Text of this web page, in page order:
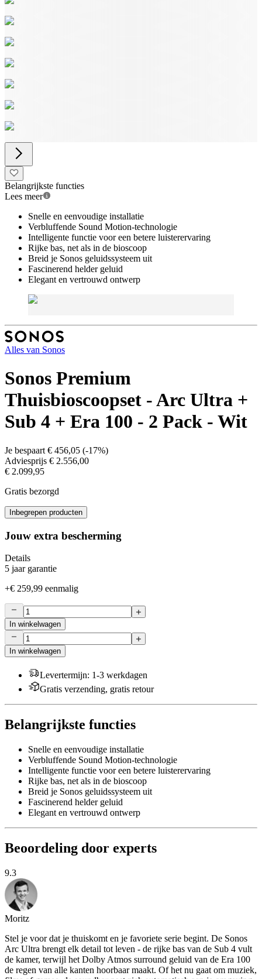
Belangrijkste functies
Lees meer
Snelle en eenvoudige installatie
Verbluffende Sound Motion-technologie
Intelligente functie voor een betere luisterervaring
Rijke bas, net als in de bioscoop
Breid je Sonos geluidssysteem uit
Fascinerend helder geluid
Elegant en vertrouwd ontwerp
Alles van Sonos
Sonos Premium
Thuisbioscoopset - Arc Ultra +
Sub 4 + Era 100 - 2 Pack - Wit
Je bespaart € 456,05 (-17%)
Adviesprijs € 2.556,00
€ 2.099,95
Gratis bezorgd
Inbegrepen producten
Jouw extra bescherming
Details
5 jaar garantie
+€ 259,99 eenmalig
In winkelwagen
In winkelwagen
Levertermijn: 1-3 werkdagen
Gratis verzending, gratis retour
Belangrijkste functies
Snelle en eenvoudige installatie
Verbluffende Sound Motion-technologie
Intelligente functie voor een betere luisterervaring
Rijke bas, net als in de bioscoop
Breid je Sonos geluidssysteem uit
Fascinerend helder geluid
Elegant en vertrouwd ontwerp
Beoordeling door experts
9.3
Moritz
Stel je voor dat je thuiskomt en je favoriete serie begint. De Sonos
Arc Ultra brengt elk detail tot leven - de rijke bas van de Sub 4 vult
de kamer, terwijl het Dolby Atmos surround geluid van de Era 100
de regen van alle kanten hoorbaar maakt. Of het nu gaat om muziek,